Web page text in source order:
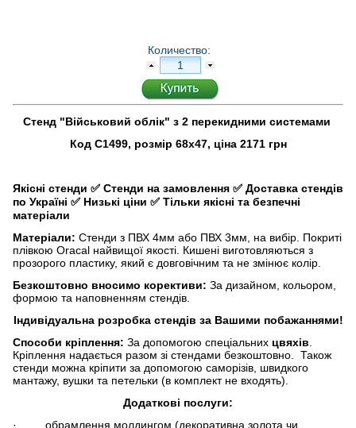
Количество:
Стенд "Військовий облік" з 2 перекидними системами
Код С1499, розмір 68х47, ціна 2171 грн
Якісні стенди ✅ Стенди на замовлення ✅ Доставка стендів
по Україні ✅ Низькі ціни ✅ Тільки якісні та безпечні
матеріали
Матеріали: Стенди з ПВХ 4мм або ПВХ 3мм, на вибір. Покриті
плівкою Oracal найвищої якості. Кишені виготовляються з
прозорого пластику, який є довговічним та не змінює колір.
Безкоштовно вносимо корективи: За дизайном, кольором,
формою та наповненням стендів.
Індивідуальна розробка стендів за Вашими побажаннями!
Способи кріплення: За допомогою спеціальних цвяхів.
Кріплення надається разом зі стендами безкоштовно. Також
стенди можна кріпити за допомогою саморізів, швидкого
мантажу, вушки та петельки (в комплект не входять).
Додаткові послуги:
· обрамлення молдингом (декоративна золота чи